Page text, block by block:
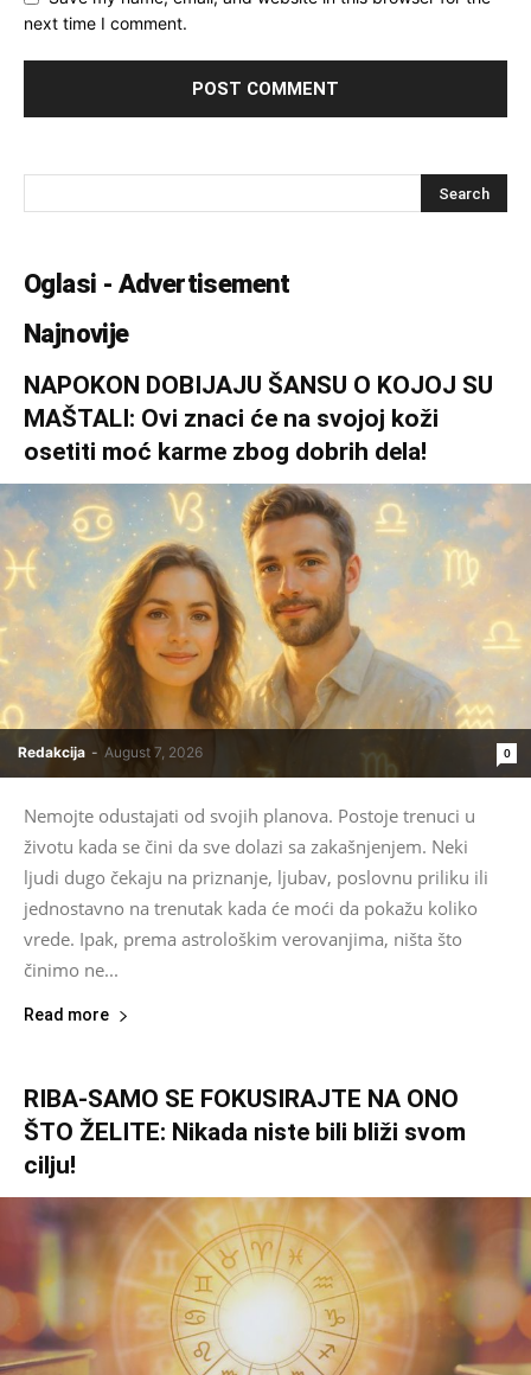
next time I comment.
Oglasi - Advertisement
Najnovije
NAPOKON DOBIJAJU ŠANSU O KOJOJ SU
MAŠTALI: Ovi znaci će na svojoj koži
osetiti moć karme zbog dobrih dela!
Redakcija - August 7, 2026 0
Nemojte odustajati od svojih planova. Postoje trenuci u
životu kada se čini da sve dolazi sa zakašnjenjem. Neki
ljudi dugo čekaju na priznanje, ljubav, poslovnu priliku ili
jednostavno na trenutak kada će moći da pokažu koliko
vrede. Ipak, prema astrološkim verovanjima, ništa što
činimo ne...
Read more
RIBA-SAMO SE FOKUSIRAJTE NA ONO
ŠTO ŽELITE: Nikada niste bili bliži svom
cilju!